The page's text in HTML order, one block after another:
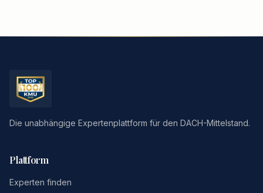
Die unabhängige Expertenplattform für den DACH-Mittelstand.
Plattform
Experten finden